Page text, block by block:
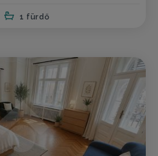
1 fürdő